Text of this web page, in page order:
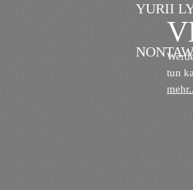
YURII
tun